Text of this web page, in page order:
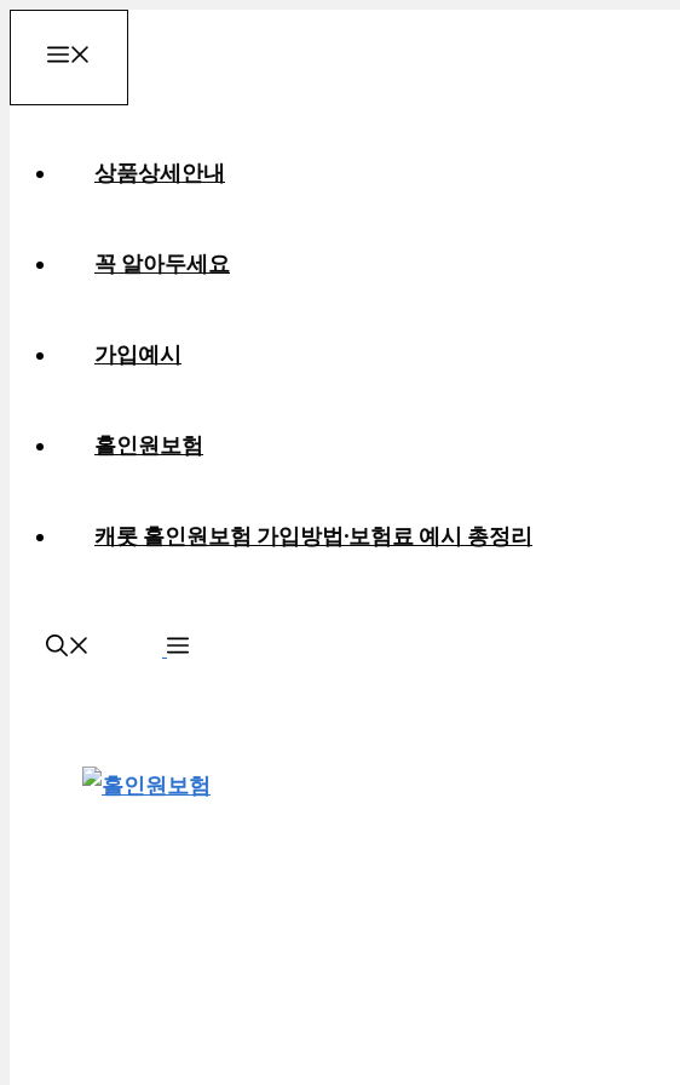
츠
상품상세안내
꼭 알아두세요
가입예시
홀인원보험
캐롯 홀인원보험 가입방법·보험료 예시 총정리